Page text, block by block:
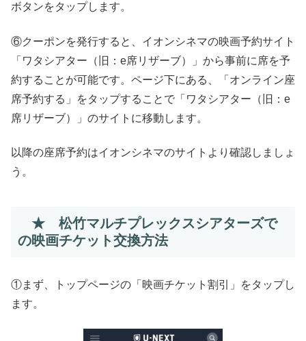
ボタンをタップします。
⑥クーポンを発行すると、イオンシネマの映画予約サイト
「ワタシアター（旧：e席リザーブ）」から事前に席を予
約することが可能です。ページ下にある、「オンライン座
席予約する」をタップすることで「ワタシアター（旧：e
席リザーブ）」のサイトに移動します。
以降の座席予約はイオンシネマのサイトより確認しましょ
う。
★ 松竹マルチプレックスシアターズで
の映画チケット交換方法
①まず、トップページの「映画チケット割引」をタップし
ます。